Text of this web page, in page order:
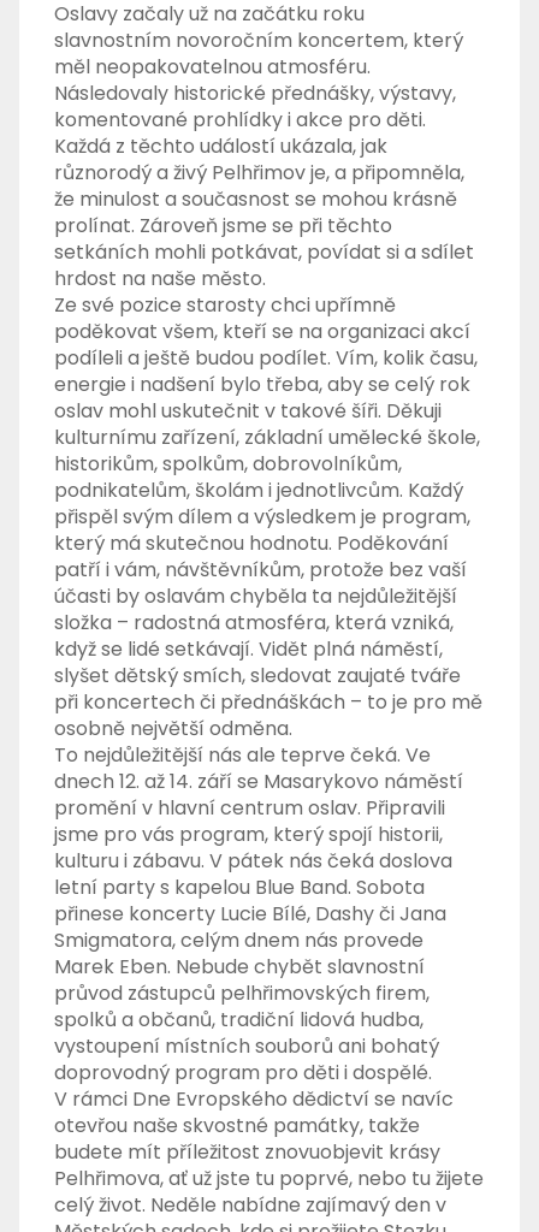
Oslavy začaly už na začátku roku
slavnostním novoročním koncertem, který
měl neopakovatelnou atmosféru.
Následovaly historické přednášky, výstavy,
komentované prohlídky i akce pro děti.
Každá z těchto událostí ukázala, jak
různorodý a živý Pelhřimov je, a připomněla,
že minulost a současnost se mohou krásně
prolínat. Zároveň jsme se při těchto
setkáních mohli potkávat, povídat si a sdílet
hrdost na naše město.
Ze své pozice starosty chci upřímně
poděkovat všem, kteří se na organizaci akcí
podíleli a ještě budou podílet. Vím, kolik času,
energie i nadšení bylo třeba, aby se celý rok
oslav mohl uskutečnit v takové šíři. Děkuji
kulturnímu zařízení, základní umělecké škole,
historikům, spolkům, dobrovolníkům,
podnikatelům, školám i jednotlivcům. Každý
přispěl svým dílem a výsledkem je program,
který má skutečnou hodnotu. Poděkování
patří i vám, návštěvníkům, protože bez vaší
účasti by oslavám chyběla ta nejdůležitější
složka – radostná atmosféra, která vzniká,
když se lidé setkávají. Vidět plná náměstí,
slyšet dětský smích, sledovat zaujaté tváře
při koncertech či přednáškách – to je pro mě
osobně největší odměna.
To nejdůležitější nás ale teprve čeká. Ve
dnech 12. až 14. září se Masarykovo náměstí
promění v hlavní centrum oslav. Připravili
jsme pro vás program, který spojí historii,
kulturu i zábavu. V pátek nás čeká doslova
letní party s kapelou Blue Band. Sobota
přinese koncerty Lucie Bílé, Dashy či Jana
Smigmatora, celým dnem nás provede
Marek Eben. Nebude chybět slavnostní
průvod zástupců pelhřimovských firem,
spolků a občanů, tradiční lidová hudba,
vystoupení místních souborů ani bohatý
doprovodný program pro děti i dospělé.
V rámci Dne Evropského dědictví se navíc
otevřou naše skvostné památky, takže
budete mít příležitost znovuobjevit krásy
Pelhřimova, ať už jste tu poprvé, nebo tu žijete
celý život. Neděle nabídne zajímavý den v